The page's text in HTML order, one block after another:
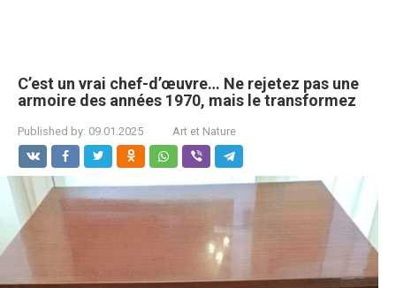
C’est un vrai chef-d’œuvre… Ne rejetez pas une
armoire des années 1970, mais le transformez
Published by: 09.01.2025 Art et Nature